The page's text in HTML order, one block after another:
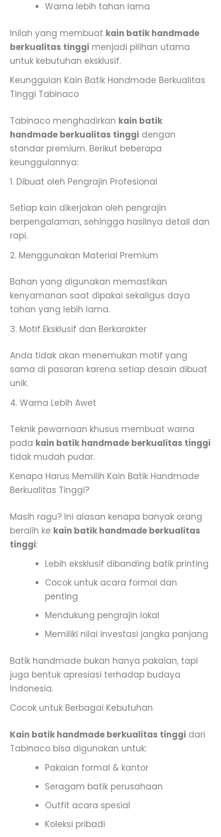
Warna lebih tahan lama
Inilah yang membuat kain batik handmade
berkualitas tinggi menjadi pilihan utama
untuk kebutuhan eksklusif.
Keunggulan Kain Batik Handmade Berkualitas
Tinggi Tabinaco
Tabinaco menghadirkan kain batik
handmade berkualitas tinggi dengan
standar premium. Berikut beberapa
keunggulannya:
1. Dibuat oleh Pengrajin Profesional
Setiap kain dikerjakan oleh pengrajin
berpengalaman, sehingga hasilnya detail dan
rapi.
2. Menggunakan Material Premium
Bahan yang digunakan memastikan
kenyamanan saat dipakai sekaligus daya
tahan yang lebih lama.
3. Motif Eksklusif dan Berkarakter
Anda tidak akan menemukan motif yang
sama di pasaran karena setiap desain dibuat
unik.
4. Warna Lebih Awet
Teknik pewarnaan khusus membuat warna
pada kain batik handmade berkualitas tinggi
tidak mudah pudar.
Kenapa Harus Memilih Kain Batik Handmade
Berkualitas Tinggi?
Masih ragu? Ini alasan kenapa banyak orang
beralih ke kain batik handmade berkualitas
tinggi:
Lebih eksklusif dibanding batik printing
Cocok untuk acara formal dan
penting
Mendukung pengrajin lokal
Memiliki nilai investasi jangka panjang
Batik handmade bukan hanya pakaian, tapi
juga bentuk apresiasi terhadap budaya
Indonesia.
Cocok untuk Berbagai Kebutuhan
Kain batik handmade berkualitas tinggi dari
Tabinaco bisa digunakan untuk:
Pakaian formal & kantor
Seragam batik perusahaan
Outfit acara spesial
Koleksi pribadi